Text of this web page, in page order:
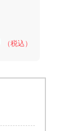
（税込）